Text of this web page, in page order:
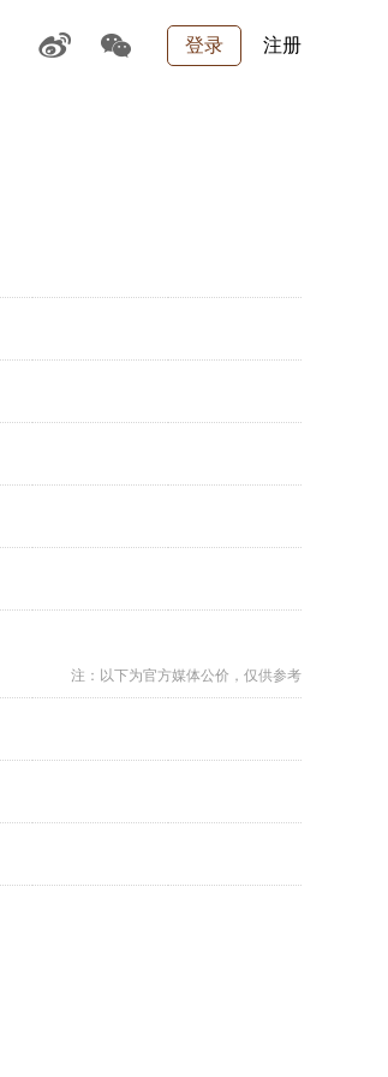
登录 注册
注：以下为官方媒体公价，仅供参考